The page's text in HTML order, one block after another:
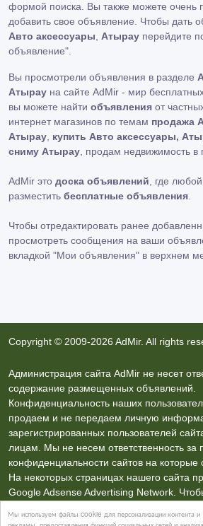
Мы используем файлы cookie для персонализации контента и
формой поиска. Вы также можете очень
добавить свое объявление. Чтобы дать
Авто аксессуары
Атырау перейдите
объявление"
Вы просмотрели объявления в разделе
Атырау на сайте AdMir - мир
вы можете найти объявления от
интернет магазинов по темам продажа
Атырау купить Авто аксессуары,
сниму Атырау , продам недвижимость в
AdMir это доска объявлений , где
разместить бесплатные объявления
Чтобы отредактировать ранее
просмотреть сообщения на ваши
вкладкой "Мои объявления" в верхнем
Copyright © 2009-2026 AdMir. All rights
Администрация сайта AdMir не несет
содержание размещенных объявлений.
Конфиденциальность наших
продаем и не передаем личную
зарегистрированных пользователей
лицам. Мы не несем ответственность за
конфиденциальности сайтов на которые
На некоторых страницах нашего сайта
Google Adsense Advertising Network.